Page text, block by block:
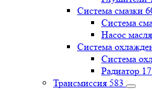
Система смазки
Система
Насос
Система
Система
Радиатор
Трансмиссия 583